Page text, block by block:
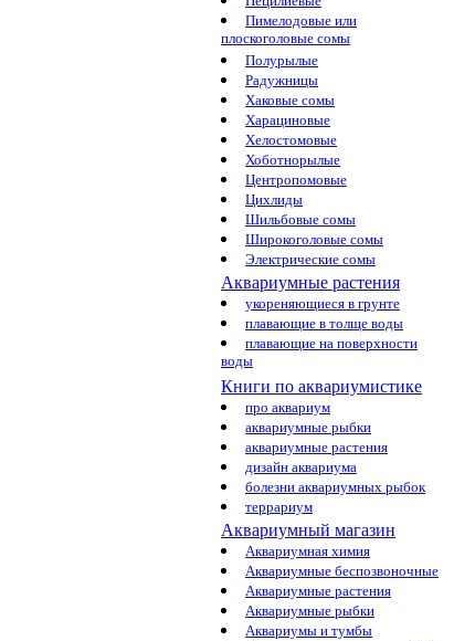
Пимелодовые или
плоскоголовые сомы
Полурылые
Радужницы
Хаковые сомы
Харациновые
Хелостомовые
Хоботнорылые
Центропомовые
Цихлиды
Шильбовые сомы
Широкоголовые сомы
Электрические сомы
Аквариумные растения
укореняющиеся в грунте
плавающие в толще воды
плавающие на поверхности
воды
Книги по аквариумистике
про аквариум
аквариумные рыбки
аквариумные растения
дизайн аквариума
болезни аквариумных рыбок
террариум
Аквариумный магазин
Аквариумная химия
Аквариумные беспозвоночные
Аквариумные растения
Аквариумные рыбки
Аквариумы и тумбы